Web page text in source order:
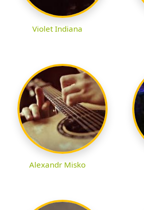
Violet Indiana
Alexandr Misko